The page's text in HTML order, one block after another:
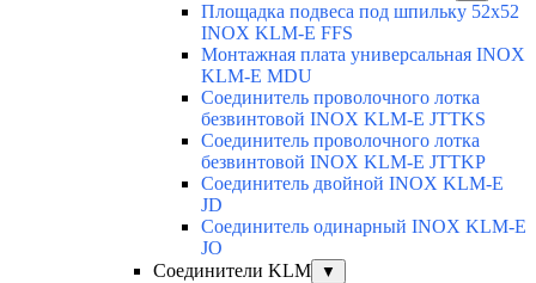
Площадка подвеса под шпильку 52x52
INOX KLM-E FFS
Монтажная плата универсальная INOX
KLM-E MDU
Соединитель проволочного лотка
безвинтовой INOX KLM-E JTTKS
Соединитель проволочного лотка
безвинтовой INOX KLM-E JTTKP
Соединитель двойной INOX KLM-E
JD
Соединитель одинарный INOX KLM-E
JO
Соединители KLM
▼